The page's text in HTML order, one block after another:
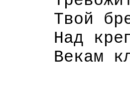
Твой бред
Над
Векам